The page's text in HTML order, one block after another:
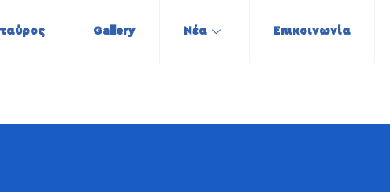
Gallery Νέα Επικοινωνία